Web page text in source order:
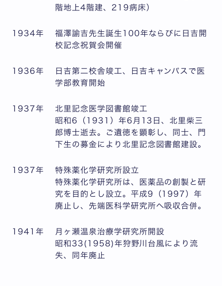
階地上4階建、219病床）
1934年
福澤諭吉先生誕生100年ならびに日吉開
校記念祝賀会開催
1936年
日吉第二校舎竣工、日吉キャンパスで医
学部教育開始
1937年
北里記念医学図書館竣工
昭和6（1931）年6月13日、北里柴三
郎博士逝去。ご遺徳を顕彰し、同士、門
下生の募金により北里記念図書館建設。
1937年
特殊薬化学研究所設立
特殊薬化学研究所は、医薬品の創製と研
究を目的とし設立。平成9（1997）年
廃止し、先端医科学研究所へ吸収合併。
1941年
月ヶ瀬温泉治療学研究所開設
昭和33(1958)年狩野川台風により流
失、同年廃止